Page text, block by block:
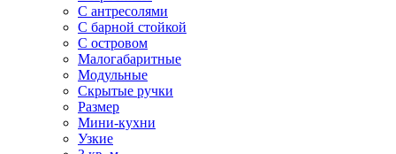
С антресолями
С барной стойкой
С островом
Малогабаритные
Модульные
Скрытые ручки
Размер
Мини-кухни
Узкие